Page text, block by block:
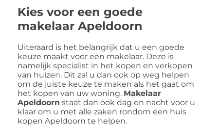
Kies voor een goede
makelaar Apeldoorn
Uiteraard is het belangrijk dat u een goede
keuze maakt voor een makelaar. Deze is
namelijk specialist in het kopen en verkopen
van huizen. Dit zal u dan ook op weg helpen
om de juiste keuze te maken als het gaat om
het kopen van uw woning. Makelaar
Apeldoorn staat dan ook dag en nacht voor u
klaar om u met alle zaken rondom een huis
kopen Apeldoorn te helpen.